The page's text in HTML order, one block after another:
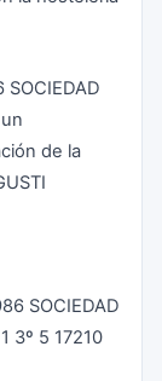
SOCIEDAD
de la
SOCIEDAD
3º 5 17210